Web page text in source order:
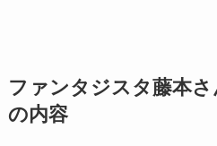
ファンタジスタ藤本
の内容